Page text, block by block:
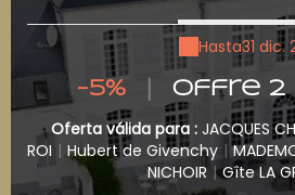
Hasta31 dic.
-5% Offre 2
Oferta válida para : JACQUES
ROI | Hubert de Givenchy |
NICHOIR | Gîte LA